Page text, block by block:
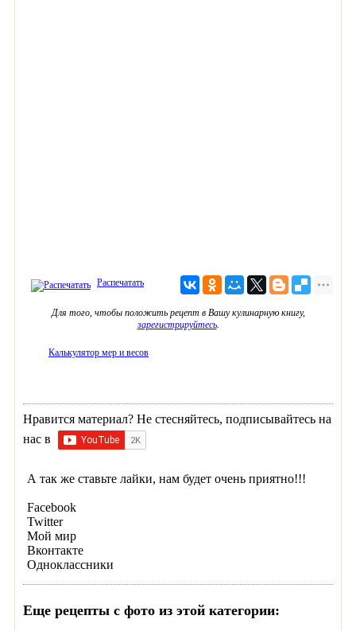
Распечатать
Для того, чтобы положить рецепт в Вашу кулинарную книгу,
зарегистрируйтесь.
Калькулятор мер и весов
Нравится материал? Не стесняйтесь, подписывайтесь на
нас в
А так же ставьте лайки, нам будет очень приятно!!!
Facebook
Twitter
Мой мир
Вконтакте
Одноклассники
Еще рецепты с фото из этой категории: